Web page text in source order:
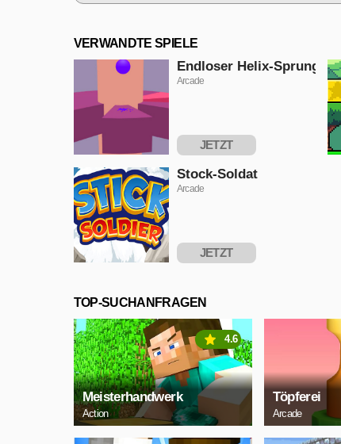
VERWANDTE SPIELE
Endloser Helix-Sprung
Arcade
JETZT
Stock-Soldat
Arcade
JETZT
TOP-SUCHANFRAGEN
Meisterhandwerk
Action
4.6
Töpferei
Arcade